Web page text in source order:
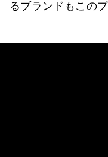
るブランドもこの